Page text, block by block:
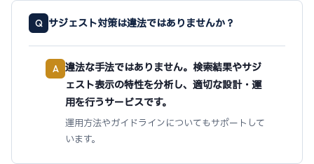
Q サジェスト対策は違法ではありませんか？
A 違法な手法ではありません。検索結果やサジ
ェスト表示の特性を分析し、適切な設計・運
用を行うサービスです。
運用方法やガイドラインについてもサポートして
います。